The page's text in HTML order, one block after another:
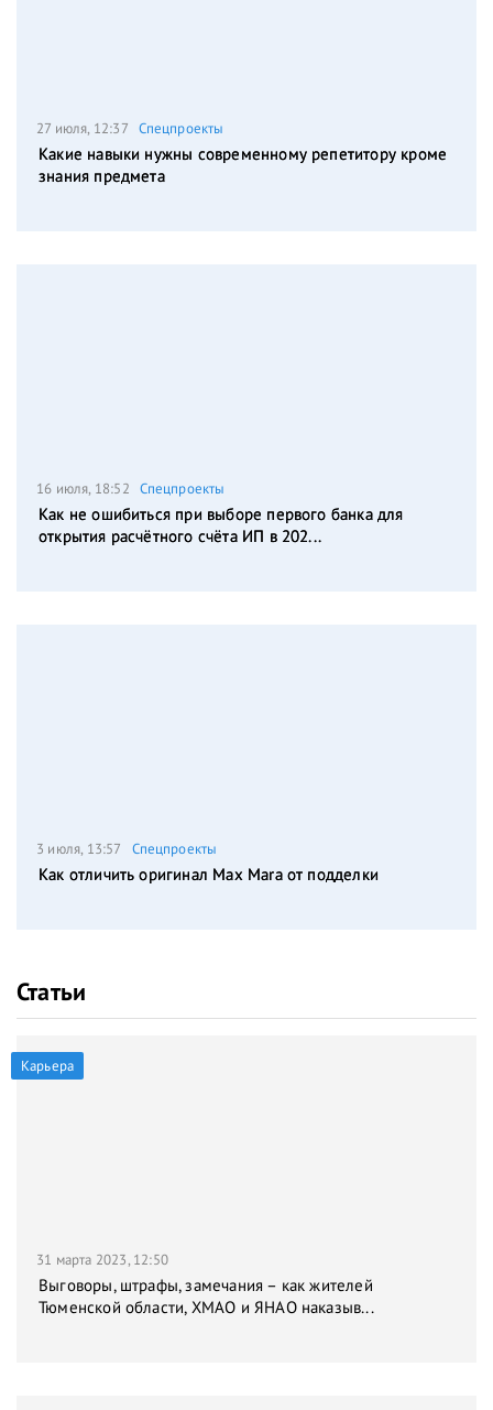
27 июля, 12:37 Спецпроекты
Какие навыки нужны современному репетитору кроме
знания предмета
16 июля, 18:52 Спецпроекты
Как не ошибиться при выборе первого банка для
открытия расчётного счёта ИП в 202...
3 июля, 13:57 Спецпроекты
Как отличить оригинал Max Mara от подделки
Статьи
Карьера
31 марта 2023, 12:50
Выговоры, штрафы, замечания – как жителей
Тюменской области, ХМАО и ЯНАО наказыв...